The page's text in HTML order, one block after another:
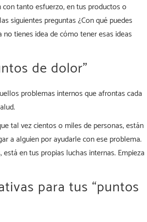
con tanto esfuerzo, en tus productos o
siguientes preguntas ¿Con qué puedes
tienes idea de cómo tener esas ideas
de dolor”
problemas internos que afrontas cada
tal vez cientos o miles de personas, están
a alguien por ayudarle con ese problema.
en tus propias luchas internas. Empieza
para tus “puntos